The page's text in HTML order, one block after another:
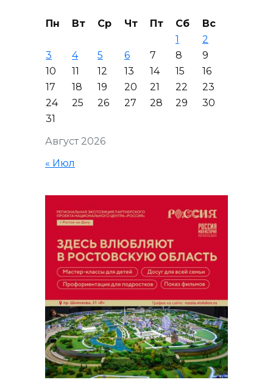
Август 2026
Пн Вт Ср Чт Пт Сб
Вс
1
2
3
4 5 6 7 8
9
10
11 12 13 14 15
16
17
18 19 20 21 22
23
24
25 26 27 28 29
30
31
« Июл